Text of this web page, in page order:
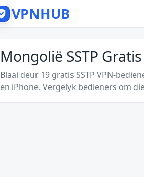
VPNHUB
Mongolië SSTP
Blaai deur 19 gratis SSTP VPN-
en iPhone. Vergelyk bedieners om